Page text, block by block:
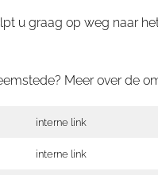
u graag op weg naar
Meer over de
interne link
interne link